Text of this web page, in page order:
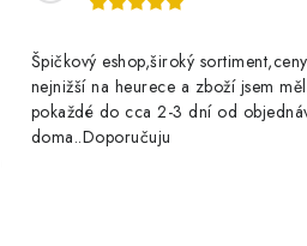
Špičkový eshop,široký sortiment,ceny
nejnižší na heurece a zboží jsem měl
pokaždé do cca 2-3 dní od
doma..Doporučuju